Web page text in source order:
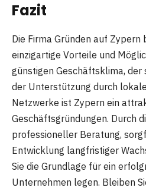
Fazit
Die Firma Gründen auf
einzigartige Vorteile und
günstigen Geschäftsklima, der
der Unterstützung durch
Netzwerke ist Zypern ein
Geschäftsgründungen. Durch
professioneller Beratung,
Entwicklung langfristiger
Sie die Grundlage für ein
Unternehmen legen. Bleiben